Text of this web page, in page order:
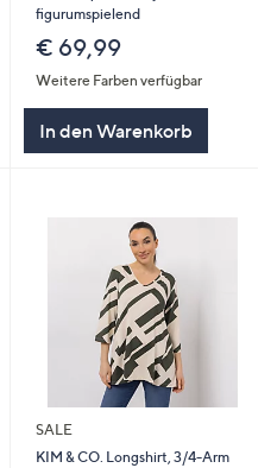
figurumspielend
€ 69,99
Weitere Farben verfügbar
In den Warenkorb
SALE
KIM & CO. Longshirt, 3/4-Arm